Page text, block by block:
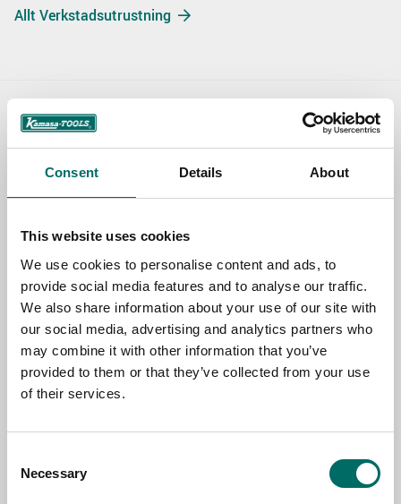
Consent Details About
This website uses cookies
We use cookies to personalise content and ads, to
provide social media features and to analyse our traffic.
We also share information about your use of our site with
our social media, advertising and analytics partners who
may combine it with other information that you’ve
provided to them or that they’ve collected from your use
of their services.
Selection
Necessary
Allt Verkstadsutrustning
Contact us
NAME
EMAIL
SELECT COUNTRY